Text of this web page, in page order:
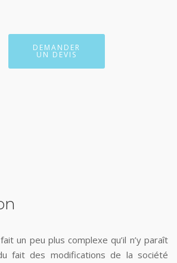
DEMANDER
UN DEVIS
un peu plus complexe qu’il n’y paraît
fait des modifications de la société